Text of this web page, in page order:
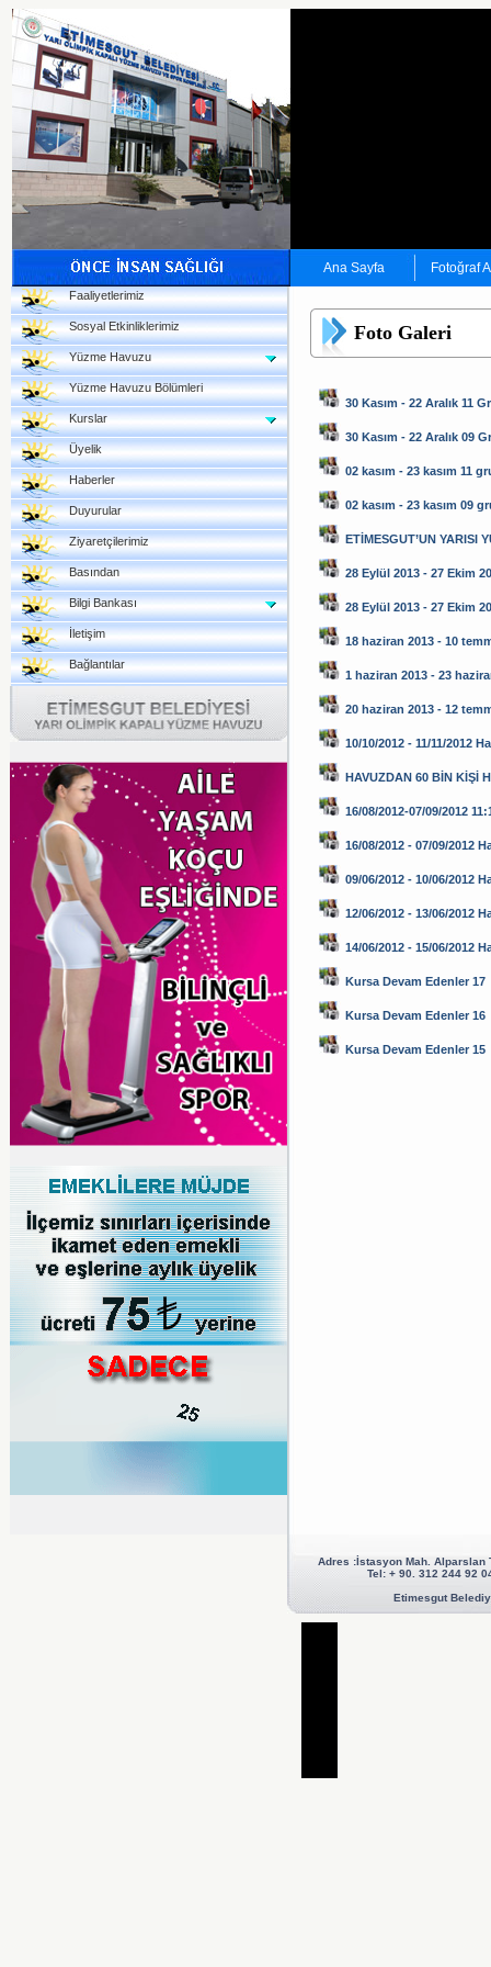
Ana Sayfa Fotoğraf
Faaliyetlerimiz
Sosyal Etkinliklerimiz
Yüzme Havuzu
Yüzme Havuzu Bölümleri
Kurslar
Üyelik
Haberler
Duyurular
Ziyaretçilerimiz
Basından
Bilgi Bankası
İletişim
Bağlantılar
Foto Galeri
30 Kasım - 22 Aralık 11
30 Kasım - 22 Aralık 09
02 kasım - 23 kasım 11
02 kasım - 23 kasım 09
ETİMESGUT’UN YARISI
28 Eylül 2013 - 27 Ekim
28 Eylül 2013 - 27 Ekim
18 haziran 2013 - 10
1 haziran 2013 - 23
20 haziran 2013 - 12
10/10/2012 - 11/11/2012
HAVUZDAN 60 BİN KİŞİ
16/08/2012-07/09/2012
16/08/2012 - 07/09/2012
09/06/2012 - 10/06/2012
12/06/2012 - 13/06/2012
14/06/2012 - 15/06/2012
Kursa Devam Edenler 17
Kursa Devam Edenler 16
Kursa Devam Edenler 15
Adres :İstasyon Mah. Alparslan
Tel: + 90. 312 244 92
Etimesgut